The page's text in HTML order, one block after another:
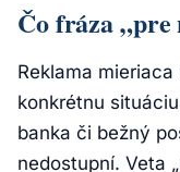
Čo fráza „pre
Reklama
konkrétnu
banka či bežný
nedostupní. Veta